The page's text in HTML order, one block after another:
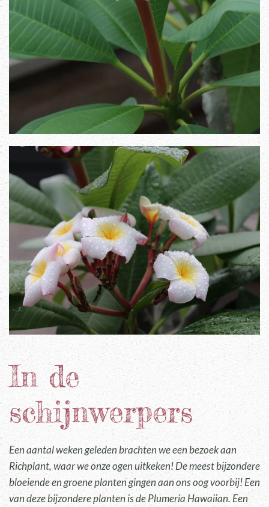
In de
schijnwerpers
Een aantal weken geleden brachten we een bezoek aan
Richplant, waar we onze ogen uitkeken! De meest bijzondere
bloeiende en groene planten gingen aan ons oog voorbij! Een
van deze bijzondere planten is de Plumeria Hawaiian. Een